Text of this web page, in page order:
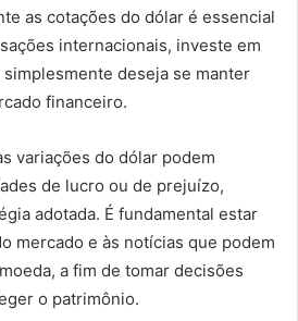
as cotações do dólar é essencial
internacionais, investe em
deseja se manter
financeiro.
variações do dólar podem
de lucro ou de prejuízo,
adotada. É fundamental estar
mercado e às notícias que podem
a fim de tomar decisões
o patrimônio.